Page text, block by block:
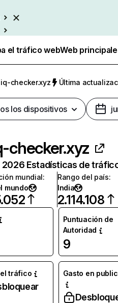
el tráfico webWeb
iq-checker.xyz Última
los dispositivos
checker.xyz
2026 Estadísticas de
mundial:
mundo
Rango del país:
India
2.114.108
Puntuación de
Autoridad
9
tráfico Gasto en